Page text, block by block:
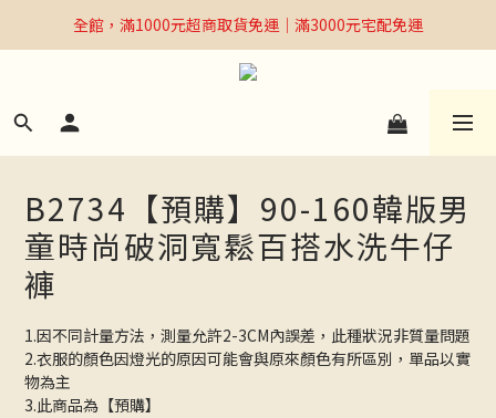
全館，滿1000元超商取貨免運｜滿3000元宅配免運
全館，滿1000元超商取貨免運｜滿3000元宅配免運
Welcome
全館，滿1000元超商取貨免運｜滿3000元宅配免運
B2734【預購】90-160韓版男
童時尚破洞寬鬆百搭水洗牛仔
褲
1.因不同計量方法，測量允許2-3CM內誤差，此種狀況非質量問題
2.衣服的顏色因燈光的原因可能會與原來顏色有所區別，單品以實
物為主
3.此商品為【預購】